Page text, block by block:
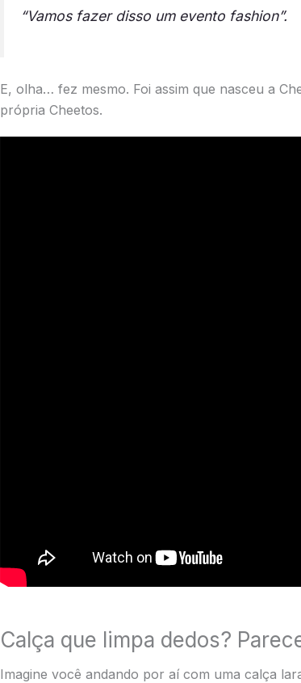
“Vamos fazer disso um evento fashion”.
E, olha… fez mesmo. Foi assim que nasceu a
própria Cheetos.
Calça que limpa dedos?
Imagine você andando por aí com uma calça